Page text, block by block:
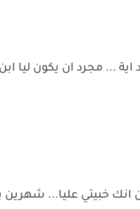
... مجرد ان يكون ليا
انك خبيتي عليا...